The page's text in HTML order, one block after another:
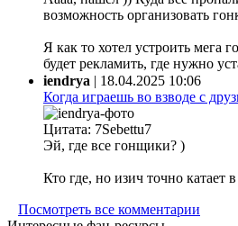
возможность организовать
Я как то хотел устроить мега
будет рекламить, где нужно
iendrya | 18.04.2025 10:06
Когда играешь во взводе с
Цитата: 7Sebettu7
Эй, где все гонщики? )
Кто где, но изич точно катает
Посмотреть все комментарии